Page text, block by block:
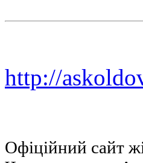
http://
Офіційний сайт